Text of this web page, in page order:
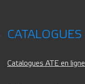
CATALOGUES
Catalogues ATE en ligne